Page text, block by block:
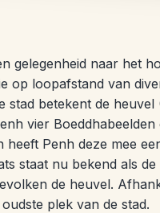
gelegenheid naar het
op loopafstand van
stad betekent de
vier
Penh deze mee
staat nu bekend als
de heuvel.
plek van de stad.